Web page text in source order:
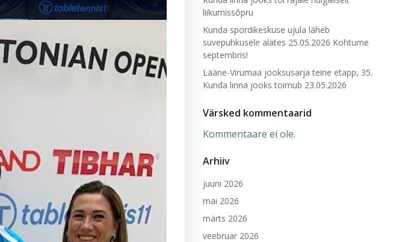
liikumissõpru
Kunda spordikeskuse ujula läheb
suvepuhkusele alates 25.05.2026 Kohtume
septembris!
Lääne-Virumaa jooksusarja teine etapp, 35.
Kunda linna jooks toimub 23.05.2026
Värsked kommentaarid
Kommentaare ei ole.
Arhiiv
juuni 2026
mai 2026
märts 2026
veebruar 2026